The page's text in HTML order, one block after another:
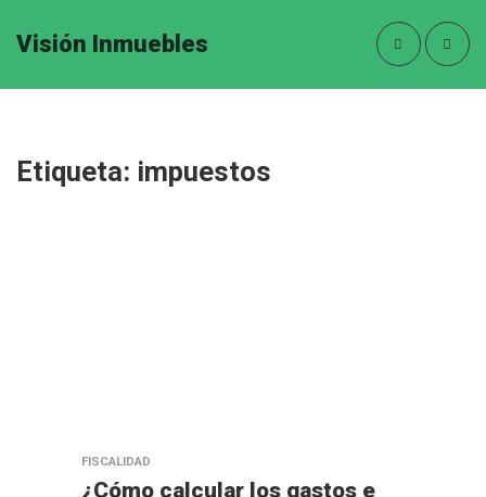
Visión Inmuebles
Etiqueta: impuestos
FISCALIDAD
¿Cómo calcular los gastos e